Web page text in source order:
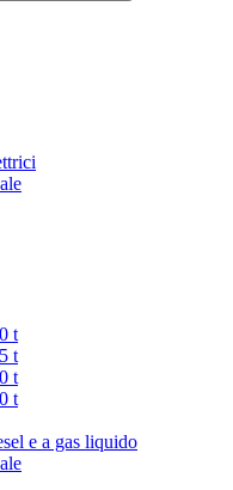
t
t
t
t
e a gas liquido